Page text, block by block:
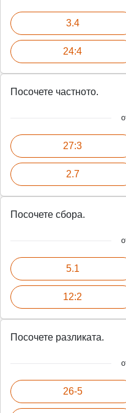
3.4
24:4
Посочете частното.
27:3
2.7
Посочете сбора.
5.1
12:2
Посочете разликата.
26-5